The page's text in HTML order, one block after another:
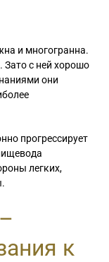
и многогранна.
Зато с ней хорошо
они
прогрессирует
легких,
к